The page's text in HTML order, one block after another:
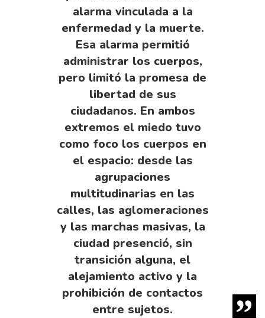
alarma vinculada a la
enfermedad y la muerte.
Esa alarma permitió
administrar los cuerpos,
pero limitó la promesa de
libertad de sus
ciudadanos. En ambos
extremos el miedo tuvo
como foco los cuerpos en
el espacio: desde las
agrupaciones
multitudinarias en las
calles, las aglomeraciones
y las marchas masivas, la
ciudad presenció, sin
transición alguna, el
alejamiento activo y la
prohibición de contactos
entre sujetos.